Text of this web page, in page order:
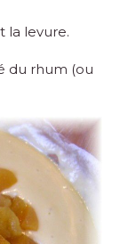
la levure.
du rhum (ou